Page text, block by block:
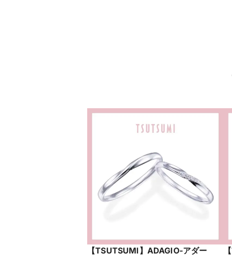
【TSUTSUMI】ADAGIO-アダー